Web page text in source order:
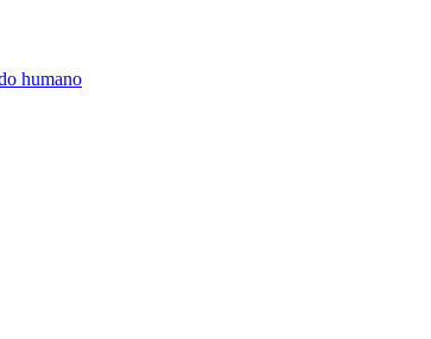
humano